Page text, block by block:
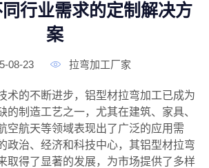
行业需求的定制解决方
案
08-23 拉弯加工厂家
术的不断进步，铝型材拉弯加工已成为
的制造工艺之一，尤其在建筑、家具、
空航天等领域表现出了广泛的应用需
政治、经济和科技中心，其铝型材拉弯
取得了显著的发展，为市场提供了多样